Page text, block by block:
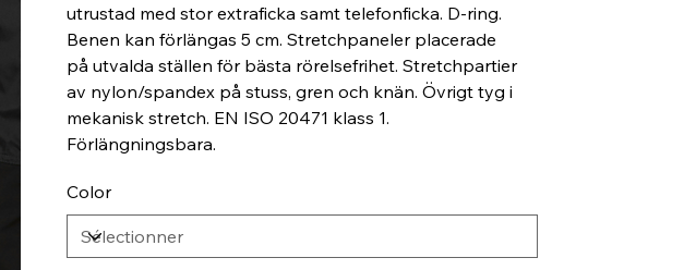
utrustad med stor extraficka samt telefonficka. D-ring.
Benen kan förlängas 5 cm. Stretchpaneler placerade
på utvalda ställen för bästa rörelsefrihet. Stretchpartier
av nylon/spandex på stuss, gren och knän. Övrigt tyg i
mekanisk stretch. EN ISO 20471 klass 1.
Förlängningsbara.
Color